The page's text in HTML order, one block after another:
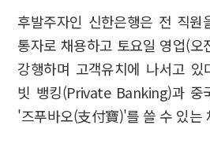
후발주자인 신한은행은 전 직
통자로 채용하고 토요일 영업(오
강행하며 고객유치에 나서고 있
빗 뱅킹(Private Banking)과 중
'즈푸바오(支付寶)'를 쓸 수 있는